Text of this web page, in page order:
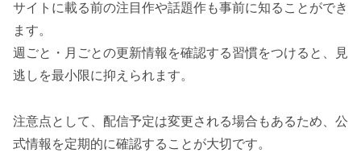
サイトに載る前の注目作や話題作も事前に知ることができ
ます。
週ごと・月ごとの更新情報を確認する習慣をつけると、見
逃しを最小限に抑えられます。
注意点として、配信予定は変更される場合もあるため、公
式情報を定期的に確認することが大切です。